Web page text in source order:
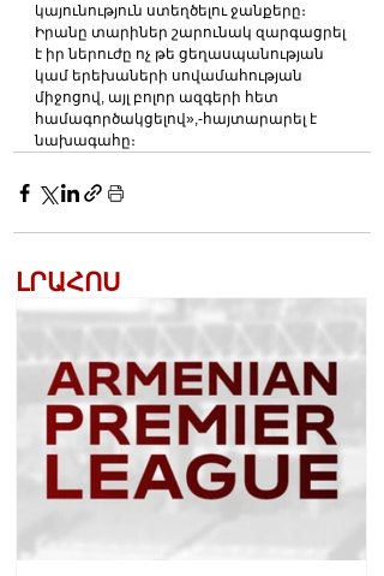
կայունություն ստեղծելու ջանքերը։
Իրանը տարիներ շարունակ զարգացրել
է իր ներուժը ոչ թե ցեղասպանության
կամ երեխաների սովամահության
միջոցով, այլ բոլոր ազգերի հետ
համագործակցելով»,-հայտարարել է
նախագահը։
ԼՐԱՀՈՍ